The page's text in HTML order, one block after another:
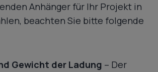
Anhänger für Ihr Projekt in
beachten Sie bitte folgende
Gewicht der Ladung – Der